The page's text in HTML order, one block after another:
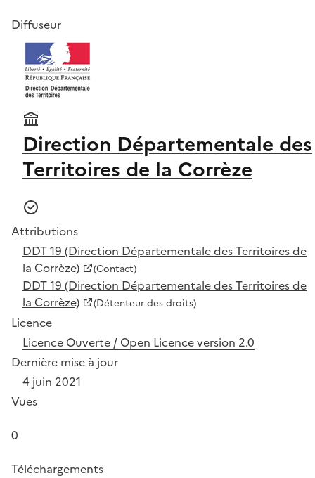
Diffuseur
Direction Départementale des
Territoires de la Corrèze
Attributions
DDT 19 (Direction Départementale des Territoires de
la Corrèze)
(Contact)
DDT 19 (Direction Départementale des Territoires de
la Corrèze)
(Détenteur des droits)
Licence
Licence Ouverte / Open Licence version 2.0
Dernière mise à jour
4 juin 2021
Vues
0
Téléchargements